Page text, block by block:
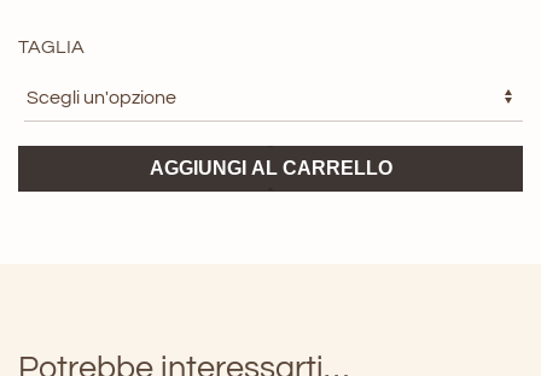
TAGLIA
Nour
AGGIUNGI AL CARRELLO